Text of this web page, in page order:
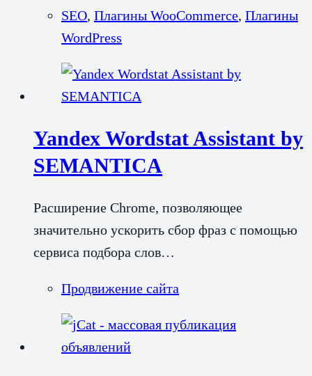
SEO, Плагины WooCommerce, Плагины
WordPress
Yandex Wordstat Assistant by
SEMANTICA
Расширение Chrome, позволяющее
значительно ускорить сбор фраз с помощью
сервиса подбора слов…
Продвижение сайта